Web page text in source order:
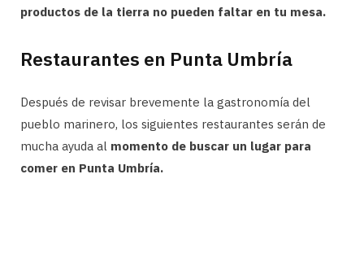
productos de la tierra no pueden faltar en tu mesa.
Restaurantes en Punta Umbría
Después de revisar brevemente la gastronomía del
pueblo marinero, los siguientes restaurantes serán de
mucha ayuda al momento de buscar un lugar para
comer en Punta Umbría.